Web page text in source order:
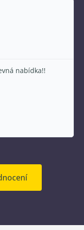
nabídka!!